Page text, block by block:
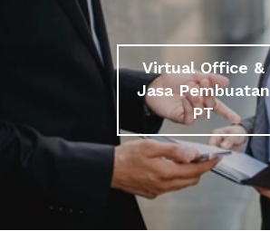
Virtual Office &
Jasa Pembuatan
PT